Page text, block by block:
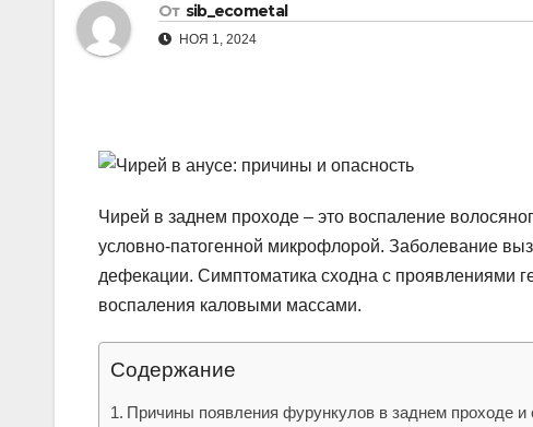
От sib_ecometal
НОЯ 1, 2024
Чирей в заднем проходе – это воспаление
условно-патогенной микрофлорой. Заболевание
дефекации. Симптоматика сходна с проявлениями
воспаления каловыми массами.
Содержание
Причины появления фурункулов в заднем проходе и